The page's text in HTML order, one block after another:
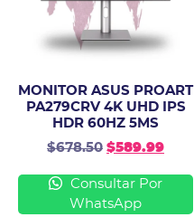
MONITOR ASUS PROART
PA279CRV 4K UHD IPS
HDR 60HZ 5MS
$678.50 $589.99
Consultar Por
WhatsApp